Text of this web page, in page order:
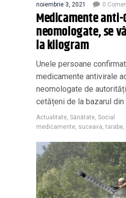
noiembrie 3, 2021 0
Medicamente anti-
neomologate, se
la kilogram
Unele persoane
medicamente antivirale
neomologate de
cetățeni de la bazarul din
Actualitate Sănătate Social
medicamente suceava ,tarabe